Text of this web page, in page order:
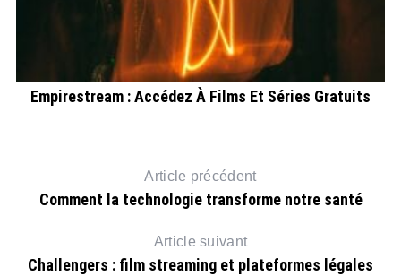
Empirestream : Accédez À Films Et Séries Gratuits
Article précédent
Comment la technologie transforme notre santé
Article suivant
Challengers : film streaming et plateformes légales